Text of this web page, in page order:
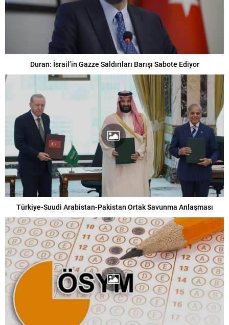
Duran: İsrail’in Gazze Saldırıları Barışı Sabote Ediyor
Türkiye-Suudi Arabistan-Pakistan Ortak Savunma Anlaşması